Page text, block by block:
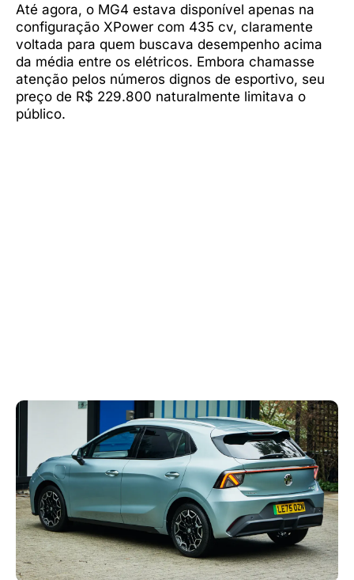
Até agora, o MG4 estava disponível apenas na
configuração XPower com 435 cv, claramente
voltada para quem buscava desempenho acima
da média entre os elétricos. Embora chamasse
atenção pelos números dignos de esportivo, seu
preço de R$ 229.800 naturalmente limitava o
público.